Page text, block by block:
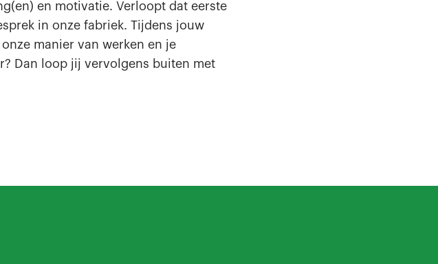
en motivatie. Verloopt dat eerste
in onze fabriek. Tijdens jouw
manier van werken en je
Dan loop jij vervolgens buiten met